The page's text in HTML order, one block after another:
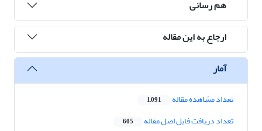
هم رسانی
ارجاع به این مقاله
آمار
تعداد مشاهده مقاله 1,091
تعداد دریافت فایل اصل مقاله 605